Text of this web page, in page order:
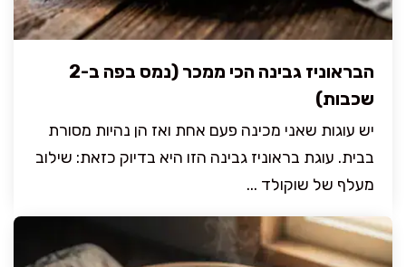
הבראוניז גבינה הכי ממכר (נמס בפה ב-2
שכבות)
יש עוגות שאני מכינה פעם אחת ואז הן נהיות מסורת
בבית. עוגת בראוניז גבינה הזו היא בדיוק כזאת: שילוב
מעלף של שוקולד ...